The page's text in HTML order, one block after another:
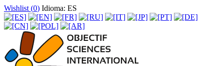
Wishlist (0) Idioma: ES